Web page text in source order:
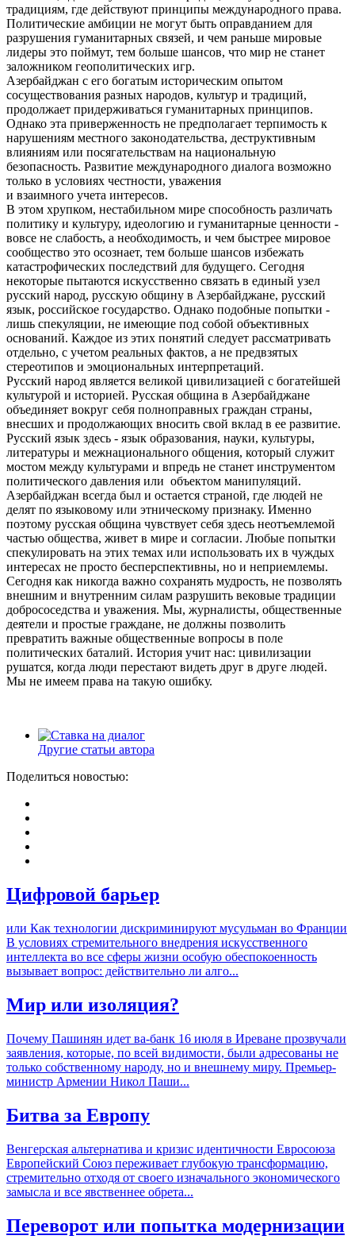
традициям, где действуют принципы международного права.
Политические амбиции не могут быть оправданием для
разрушения гуманитарных связей, и чем раньше мировые
лидеры это поймут, тем больше шансов, что мир не станет
заложником геополитических игр.
Азербайджан с его богатым историческим опытом
сосуществования разных народов, культур и традиций,
продолжает придерживаться гуманитарных принципов.
Однако эта приверженность не предполагает терпимость к
нарушениям местного законодательства, деструктивным
влияниям или посягательствам на национальную
безопасность. Развитие международного диалога возможно
только в условиях честности, уважения
и взаимного учета интересов.
В этом хрупком, нестабильном мире способность различать
политику и культуру, идеологию и гуманитарные ценности -
вовсе не слабость, а необходимость, и чем быстрее мировое
сообщество это осознает, тем больше шансов избежать
катастрофических последствий для будущего. Сегодня
некоторые пытаются искусственно связать в единый узел
русский народ, русскую общину в Азербайджане, русский
язык, российское государство. Однако подобные попытки -
лишь спекуляции, не имеющие под собой объективных
оснований. Каждое из этих понятий следует рассматривать
отдельно, с учетом реальных фактов, а не предвзятых
стереотипов и эмоциональных интерпретаций.
Русский народ является великой цивилизацией с богатейшей
культурой и историей. Русская община в Азербайджане
объединяет вокруг себя полноправных граждан страны,
внесших и продолжающих вносить свой вклад в ее развитие.
Русский язык здесь - язык образования, науки, культуры,
литературы и межнационального общения, который служит
мостом между культурами и впредь не станет инструментом
политического давления или объектом манипуляций.
Азербайджан всегда был и остается страной, где людей не
делят по языковому или этническому признаку. Именно
поэтому русская община чувствует себя здесь неотъемлемой
частью общества, живет в мире и согласии. Любые попытки
спекулировать на этих темах или использовать их в чуждых
интересах не просто бесперспективны, но и неприемлемы.
Сегодня как никогда важно сохранять мудрость, не позволять
внешним и внутренним силам разрушить вековые традиции
добрососедства и уважения. Мы, журналисты, общественные
деятели и простые граждане, не должны позволить
превратить важные общественные вопросы в поле
политических баталий. История учит нас: цивилизации
рушатся, когда люди перестают видеть друг в друге людей.
Мы не имеем права на такую ошибку.
Другие статьи автора
Поделиться новостью:
Цифровой барьер
или Как технологии дискриминируют мусульман во Франции
В условиях стремительного внедрения искусственного
интеллекта во все сферы жизни особую обеспокоенность
вызывает вопрос: действительно ли алго...
Мир или изоляция?
Почему Пашинян идет ва-банк 16 июля в Иреване прозвучали
заявления, которые, по всей видимости, были адресованы не
только собственному народу, но и внешнему миру. Премьер-
министр Армении Никол Паши...
Битва за Европу
Венгерская альтернатива и кризис идентичности Евросоюза
Европейский Союз переживает глубокую трансформацию,
стремительно отходя от своего изначального экономического
замысла и все явственнее обрета...
Переворот или попытка модернизации